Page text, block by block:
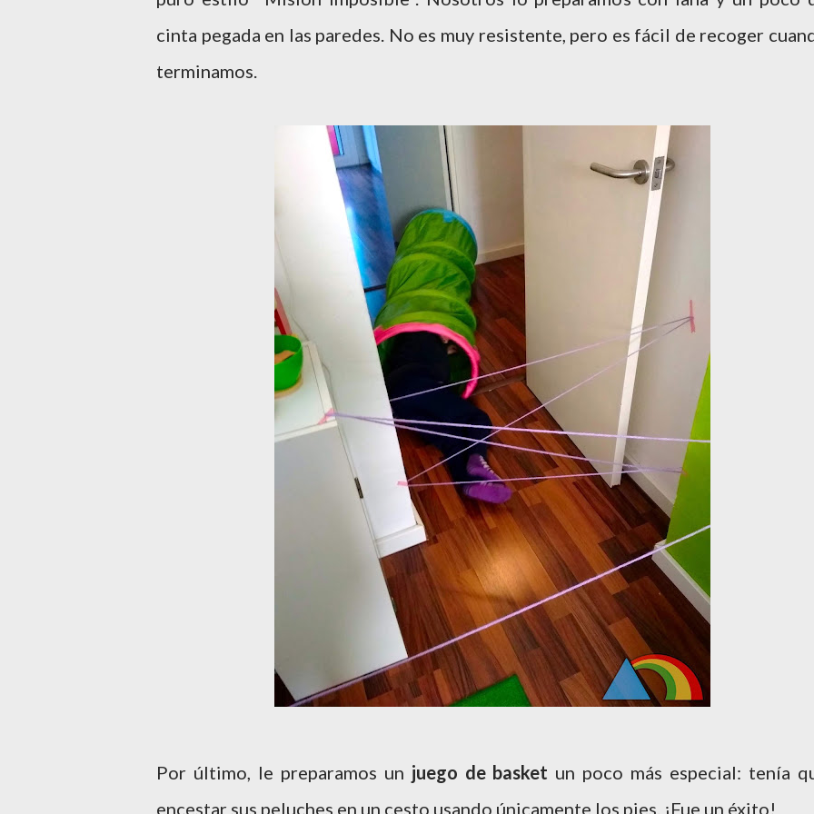
cinta pegada en las paredes. No es muy resistente, pero es fácil de recoger
terminamos.
Por último, le preparamos un juego de basket un poco más especial: tenía
encestar sus peluches en un cesto usando únicamente los pies. ¡Fue un éxito!